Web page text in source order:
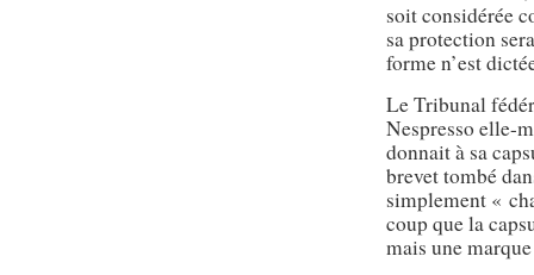
soit considérée
sa protection
forme n’est
Le Tribunal
Nespresso elle-
donnait à sa
brevet tombé
simplement «
coup que la
mais une